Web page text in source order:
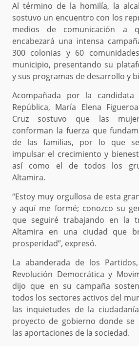
Al término de la homilía, la
sostuvo un encuentro con los
medios de comunicación a
encabezará una intensa
300 colonias y 60
municipio, presentando su
y sus programas de desarrollo y
Acompañada por la
República, María Elena
Cruz sostuvo que las
conforman la fuerza que
de las familias, por lo que
impulsar el crecimiento y
así como el de todos los
Altamira.
“Estoy muy orgullosa de esta
y aquí me formé; conozco su
que seguiré trabajando en la
Altamira en una ciudad que
prosperidad”, expresó.
La abanderada de los
Revolución Democrática y
dijo que en su campaña
todos los sectores activos del
las inquietudes de la
proyecto de gobierno donde se
las aportaciones de la sociedad.